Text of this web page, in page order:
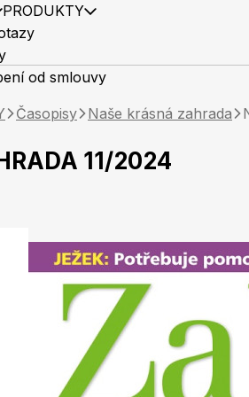
PRODUKTY
Marianne
Knihy
od smlouvy
Časopisy Naše krásná zahrada
11/2024